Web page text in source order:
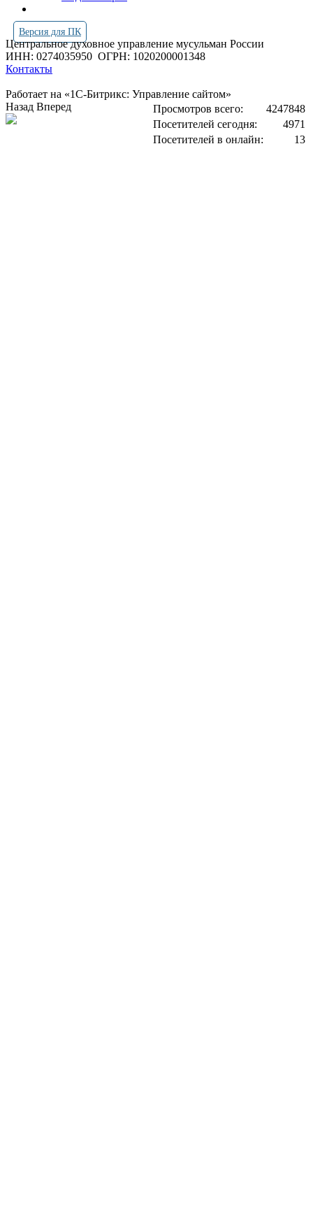
Версия для ПК
Центральное духовное управление мусульман России
ИНН: 0274035950 ОГРН: 1020200001348
Контакты
Работает на «1С-Битрикс: Управление сайтом»
Просмотров всего:
4247848
Посетителей сегодня:
4971
Посетителей в онлайн:
13
Назад Вперед